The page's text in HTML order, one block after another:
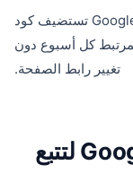
للعملاء المتكررين، أنشئ صفحة Google Site تستضيف كود
كل أسبوع دون
تغيير رابط الصفحة.
ربط الطلبات بـ Google Sheets لتتبع